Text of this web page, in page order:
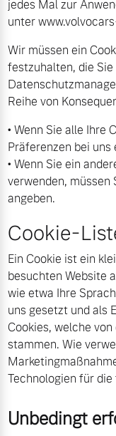
Aktuelle
Service by
jedes Mal zur
unter
Wir müssen ein
festzuhalten, die
Reihe von
• Wenn Sie alle Ihre
Präferenzen bei
• Wenn Sie ein
verwenden, müssen
angeben.
Cookie-
Ein Cookie ist ein
besuchten Website
wie etwa Ihre
uns gesetzt und als
Cookies, welche
stammen. Wie
Technologien für
Unbedingt